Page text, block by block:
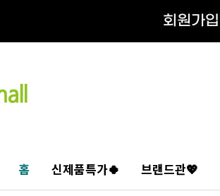
홈 신제품특가🍀 브랜드관💖